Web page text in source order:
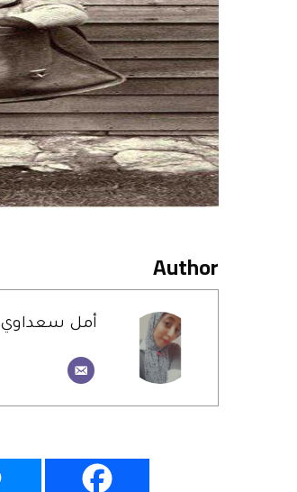
Author
أمل سعداوي